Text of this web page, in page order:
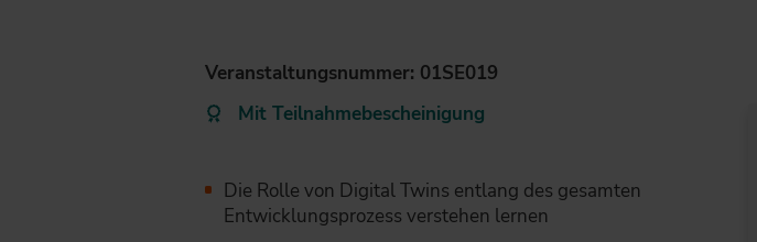
Veranstaltungsnummer: 01SE019
Mit Teilnahmebescheinigung
Die Rolle von Digital Twins entlang des gesamten
Entwicklungsprozess verstehen lernen